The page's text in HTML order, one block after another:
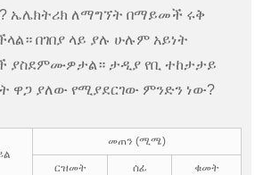
ኤሌክትሪክ ለማግኘት በማይመች ሩቅ
በገበያ ላይ ያሉ ሁሉም አይነት
ያስደምሙዎታል። ታዲያ የቢ ተከታታይ
ዋጋ ያለው የሚያደርገው ምንድን ነው?
መጠን (ሚሜ)
ርዝመት ሰፊ
ቁመት